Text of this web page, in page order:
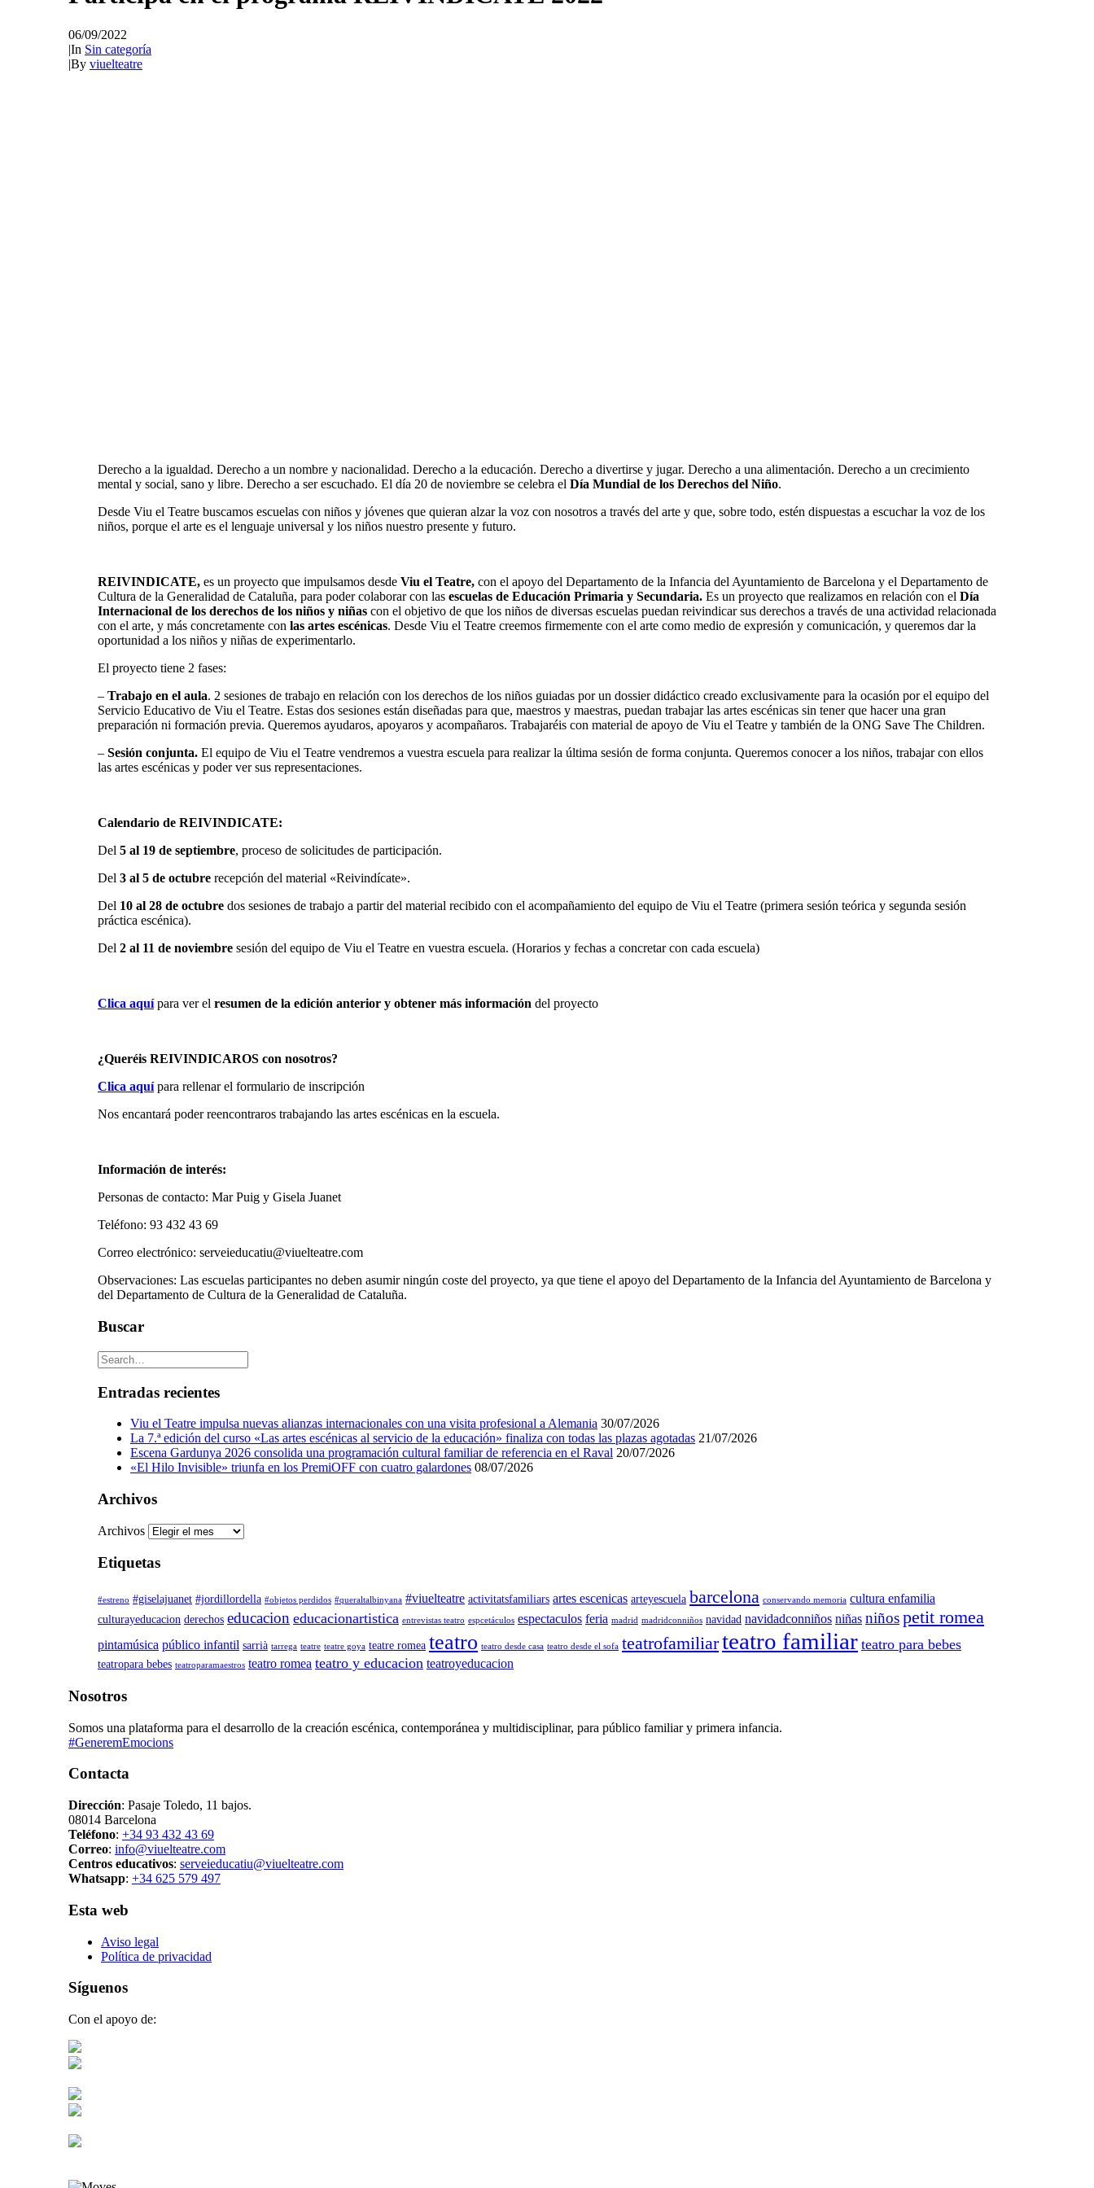
06/09/2022
|In Sin categoría
|By viuelteatre
Derecho a la igualdad. Derecho a un nombre y nacionalidad. Derecho a la educación. Derecho a divertirse y jugar. Derecho a una alimentación. Derecho a un crecimiento
mental y social, sano y libre. Derecho a ser escuchado. El día 20 de noviembre se celebra el Día Mundial de los Derechos del Niño.
Desde Viu el Teatre buscamos escuelas con niños y jóvenes que quieran alzar la voz con nosotros a través del arte y que, sobre todo, estén dispuestas a escuchar la voz de los
niños, porque el arte es el lenguaje universal y los niños nuestro presente y futuro.
REIVINDICATE, es un proyecto que impulsamos desde Viu el Teatre, con el apoyo del Departamento de la Infancia del Ayuntamiento de Barcelona y el Departamento de
Cultura de la Generalidad de Cataluña, para poder colaborar con las escuelas de Educación Primaria y Secundaria. Es un proyecto que realizamos en relación con el Día
Internacional de los derechos de los niños y niñas con el objetivo de que los niños de diversas escuelas puedan reivindicar sus derechos a través de una actividad relacionada
con el arte, y más concretamente con las artes escénicas. Desde Viu el Teatre creemos firmemente con el arte como medio de expresión y comunicación, y queremos dar la
oportunidad a los niños y niñas de experimentarlo.
El proyecto tiene 2 fases:
– Trabajo en el aula. 2 sesiones de trabajo en relación con los derechos de los niños guiadas por un dossier didáctico creado exclusivamente para la ocasión por el equipo del
Servicio Educativo de Viu el Teatre. Estas dos sesiones están diseñadas para que, maestros y maestras, puedan trabajar las artes escénicas sin tener que hacer una gran
preparación ni formación previa. Queremos ayudaros, apoyaros y acompañaros. Trabajaréis con material de apoyo de Viu el Teatre y también de la ONG Save The Children.
– Sesión conjunta. El equipo de Viu el Teatre vendremos a vuestra escuela para realizar la última sesión de forma conjunta. Queremos conocer a los niños, trabajar con ellos
las artes escénicas y poder ver sus representaciones.
Calendario de REIVINDICATE:
Del 5 al 19 de septiembre, proceso de solicitudes de participación.
Del 3 al 5 de octubre recepción del material «Reivindícate».
Del 10 al 28 de octubre dos sesiones de trabajo a partir del material recibido con el acompañamiento del equipo de Viu el Teatre (primera sesión teórica y segunda sesión
práctica escénica).
Del 2 al 11 de noviembre sesión del equipo de Viu el Teatre en vuestra escuela. (Horarios y fechas a concretar con cada escuela)
Clica aquí para ver el resumen de la edición anterior y obtener más información del proyecto
¿Queréis REIVINDICAROS con nosotros?
Clica aquí para rellenar el formulario de inscripción
Nos encantará poder reencontraros trabajando las artes escénicas en la escuela.
Información de interés:
Personas de contacto: Mar Puig y Gisela Juanet
Teléfono: 93 432 43 69
Correo electrónico: serveieducatiu@viuelteatre.com
Observaciones: Las escuelas participantes no deben asumir ningún coste del proyecto, ya que tiene el apoyo del Departamento de la Infancia del Ayuntamiento de Barcelona y
del Departamento de Cultura de la Generalidad de Cataluña.
Buscar
Entradas recientes
Viu el Teatre impulsa nuevas alianzas internacionales con una visita profesional a Alemania 30/07/2026
La 7.ª edición del curso «Las artes escénicas al servicio de la educación» finaliza con todas las plazas agotadas 21/07/2026
Escena Gardunya 2026 consolida una programación cultural familiar de referencia en el Raval 20/07/2026
«El Hilo Invisible» triunfa en los PremiOFF con cuatro galardones 08/07/2026
Archivos
Archivos
Etiquetas
#estreno #giselajuanet #jordillordella #objetos perdidos #queraltalbinyana #viuelteatre activitatsfamiliars artes escenicas arteyescuela barcelona conservando memoria cultura enfamilia
culturayeducacion derechos educacion educacionartistica entrevistas teatro espcetáculos espectaculos feria madrid madridconniños navidad navidadconniños niñas niñospetit romea
pintamúsica público infantil sarrià tarrega teatre teatre goya teatre romea teatro teatro desde casa teatro desde el sofa teatrofamiliarteatro familiar teatro para bebes
teatropara bebes teatroparamaestros teatro romea teatro y educacion teatroyeducacion
Nosotros
Somos una plataforma para el desarrollo de la creación escénica, contemporánea y multidisciplinar, para público familiar y primera infancia.
#GeneremEmocions
Contacta
Dirección: Pasaje Toledo, 11 bajos.
08014 Barcelona
Teléfono: +34 93 432 43 69
Correo: info@viuelteatre.com
Centros educativos: serveieducatiu@viuelteatre.com
Whatsapp: +34 625 579 497
Esta web
Aviso legal
Política de privacidad
Síguenos
Con el apoyo de: